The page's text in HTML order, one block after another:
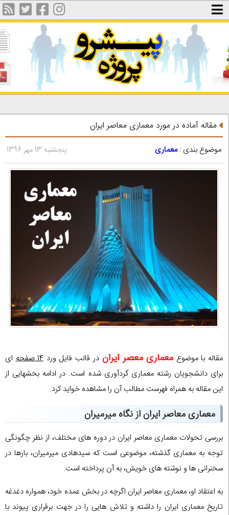
مقاله آماده در مورد معماری معاصر ایران
موضوع بندی :معماری پنجشنبه 13 مهر 1396
مقاله با موضوع معماری معصر ایران در قالب فایل ورد 14 صفحه
ای
برای دانشجویان رشته معماری گردآوری شده است. در ادامه بخشهایی از
این مقاله به همراه فهرست مطالب آن را مشاهده خواید کرد.
معماری معاصر ایران از نگاه میرمیران
بررسی تحولات معماری معاصر ایران در دوره های مختلف، از نظر چگونگی
توجه به معماری گذشته، موضوعی است که سیدهادی میرمیران، بارها در
سخنرانی ها و نوشته های خویش، به آن پرداخته است.
به اعتقاد او، معماری معاصر ایران اگرچه در بخش عمده خود، همواره دغدغه
تاریخ معماری ایران را داشته و تلاش هایی را در جهت برقراری پیوند با